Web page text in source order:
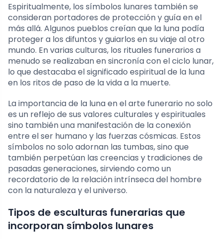
Espiritualmente, los símbolos lunares también se
consideran portadores de protección y guía en el
más allá. Algunos pueblos creían que la luna podía
proteger a los difuntos y guiarlos en su viaje al otro
mundo. En varias culturas, los rituales funerarios a
menudo se realizaban en sincronía con el ciclo lunar,
lo que destacaba el significado espiritual de la luna
en los ritos de paso de la vida a la muerte.
La importancia de la luna en el arte funerario no solo
es un reflejo de sus valores culturales y espirituales
sino también una manifestación de la conexión
entre el ser humano y las fuerzas cósmicas. Estos
símbolos no solo adornan las tumbas, sino que
también perpetúan las creencias y tradiciones de
pasadas generaciones, sirviendo como un
recordatorio de la relación intrínseca del hombre
con la naturaleza y el universo.
Tipos de esculturas funerarias que
incorporan símbolos lunares